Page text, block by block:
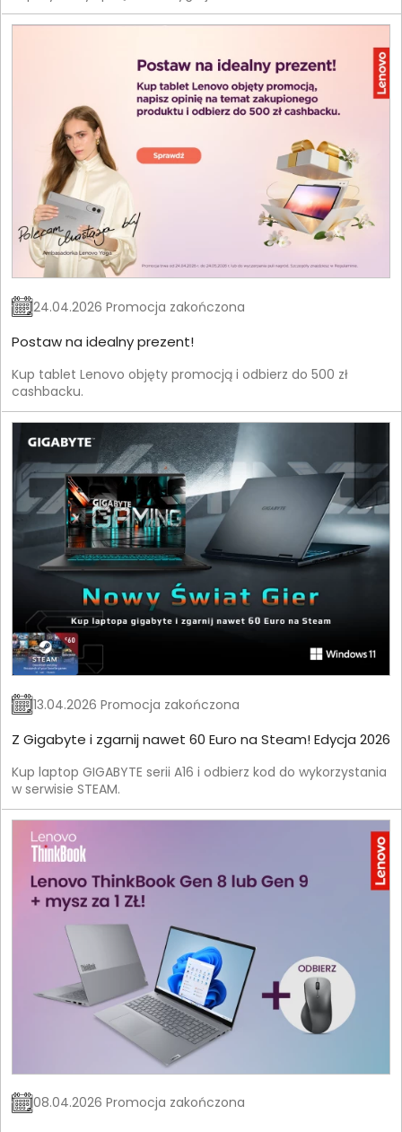
24.04.2026 Promocja zakończona
Postaw na idealny prezent!
Kup tablet Lenovo objęty promocją i odbierz do 500 zł
cashbacku.
13.04.2026 Promocja zakończona
Z Gigabyte i zgarnij nawet 60 Euro na Steam! Edycja 2026
Kup laptop GIGABYTE serii A16 i odbierz kod do wykorzystania
w serwisie STEAM.
08.04.2026 Promocja zakończona